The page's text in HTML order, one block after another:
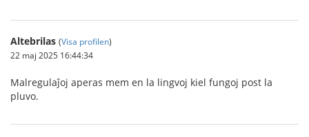
Altebrilas (Visa profilen)
22 maj 2025 16:44:34
Malregulaĵoj aperas mem en la lingvoj kiel fungoj post la
pluvo.